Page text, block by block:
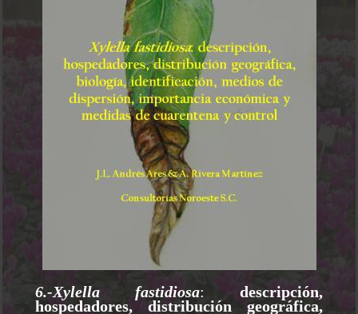
6.-Xylella fastidiosa:
descripción,
hospedadores, distribución geográfica,